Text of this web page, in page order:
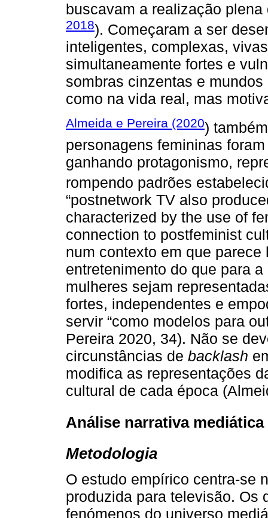
buscavam a realização
2018). Começaram a ser
inteligentes, complexas,
simultaneamente fortes e
sombras cinzentas e
como na vida real, mas
Almeida e Pereira (2020)
personagens femininas
ganhando protagonismo,
rompendo padrões
“postnetwork TV also
characterized by the use of
connection to postfeminist
num contexto em que
entretenimento do que para
mulheres sejam
fortes, independentes e
servir “como modelos para
Pereira 2020, 34). Não se
circunstâncias de backlash
modifica as representações
cultural de cada época
Análise narrativa
Metodologia
O estudo empírico centra-se
produzida para televisão. Os
fenómenos do universo